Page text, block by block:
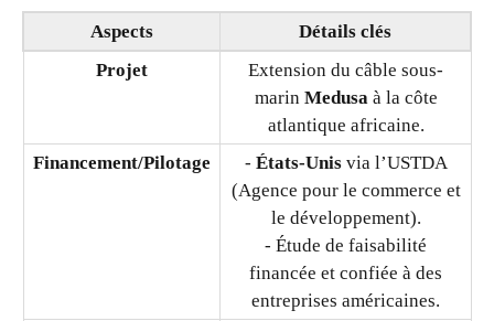
Aspects
Détails clés
Projet
Extension du câble sous-
marin Medusa à la côte
atlantique africaine.
Financement/Pilotage
- États-Unisvia l’USTDA
(Agence pour le commerce et
le développement).
- Étude de faisabilité
financée et confiée à des
entreprises américaines.